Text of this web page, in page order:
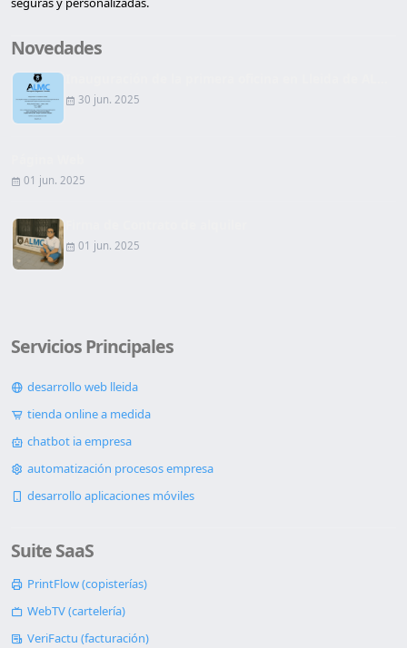
Novedades
30 jun. 2025
01 jun. 2025
01 jun. 2025
Servicios Principales
desarrollo web lleida
tienda online a medida
chatbot ia empresa
automatización procesos empresa
desarrollo aplicaciones móviles
Suite SaaS
PrintFlow (copisterías)
WebTV (cartelería)
VeriFactu (facturación)